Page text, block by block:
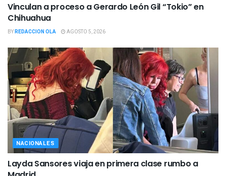
Vinculan a proceso a Gerardo León Gil “Tokio” en
Chihuahua
BYREDACCION OLA AGOSTO 5, 2026
NACIONALES
Layda Sansores viaja en primera clase rumbo a